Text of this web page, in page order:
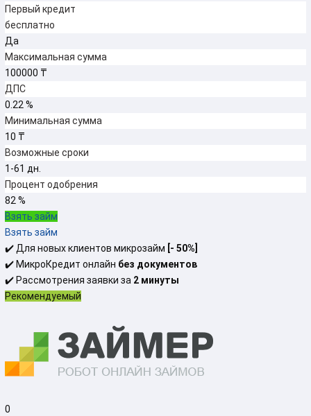
Первый кредит
бесплатно
Да
Максимальная сумма
100000 ₸
ДПС
0.22 %
Минимальная сумма
10 ₸
Возможные сроки
1-61 дн.
Процент одобрения
82 %
Взять займ
Взять займ
✔️ Для новых клиентов микрозайм [- 50%]
✔️ МикроКредит онлайн без документов
✔️ Рассмотрения заявки за 2 минуты
Рекомендуемый
0